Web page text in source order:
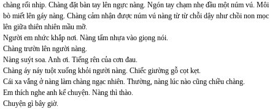
chàng rối nhịp. Chàng đặt bàn tay lên ngực nàng. Ngón tay chạm nhẹ đầu một núm vú. Môi
bò miết lên gáy nàng. Chàng cảm nhận được núm vú nàng từ từ chỗi dậy như chồi non mọc
lên giữa thiên nhiên mầu mỡ.
Người em nhức khắp nơi. Nàng tẩm nhựa vào giọng nói.
Chàng trườn lên người nàng.
Nàng suýt soa. Anh ơi. Tiếng rên của cơn đau.
Chàng áy náy tuột xuống khỏi người nàng. Chiếc giường gỗ cọt kẹt.
Cái xa vắng ở nàng làm chàng ngạc nhiên. Thường, nàng lúc nào cũng chiều chàng.
Em thích nghe anh kể chuyện. Nàng thì thào.
Chuyện gì bây giờ.